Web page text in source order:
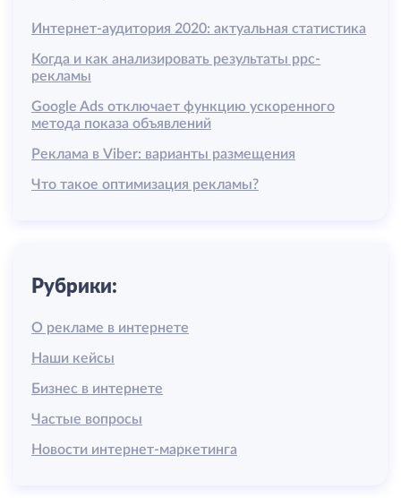
Интернет-аудитория 2020: актуальная статистика
Когда и как анализировать результаты ррс-
рекламы
Google Ads отключает функцию ускоренного
метода показа объявлений
Реклама в Viber: варианты размещения
Что такое оптимизация рекламы?
Рубрики:
О рекламе в интернете
Наши кейсы
Бизнес в интернете
Частые вопросы
Новости интернет-маркетинга